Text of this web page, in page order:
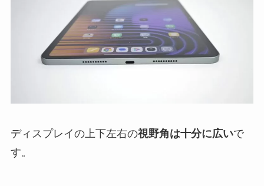
ディスプレイの上下左右の視野角は十分に広いで
す。